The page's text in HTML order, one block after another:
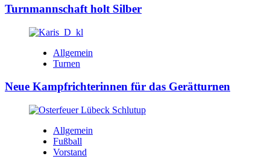
Turnmannschaft holt Silber
Allgemein
Turnen
Neue Kampfrichterinnen für das Gerätturnen
Allgemein
Fußball
Vorstand